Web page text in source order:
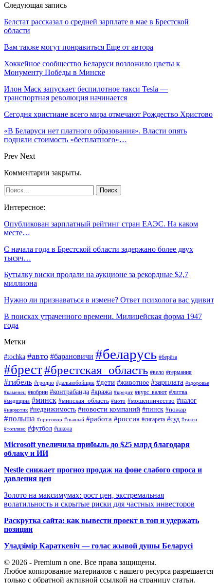
Следующая запись
Белстат рассказал о средней зарплате в мае в Брестской
области
Вам также могут понравиться Еще от автора
Хоккейное сообщество Беларуси возложило цветы к
Монументу Победы в Минске
Илон Маск запускает беспилотное такси Tesla —
транспортная революция начинается
Сегодня христиане всего мира отмечают Рождество Христово
«В Беларуси нет платного образования». Власти опять
подняли стоимость «бесплатного»…
Prev Next
Комментарии закрыты.
Интересное:
Опубликован зарплатный рейтинг стран ЕАЭС. На каком
месте…
С начала года в Брестской области задержано более двух
тысяч…
Бутылку виски продали на аукционе за рекордные $2,7
миллиона
Нужно ли признаваться в измене? Ответ психолога вас удивит
В поисках утраченного времени. Милицейская форма 1947
года
Метки
#tochka #авто #барановичи #беларусь #берёза
#брест#брестская_область #вело #германия
#гибель #гродно #дальнобойщик #дети #животное #зарплата #здоровье
#каменец #кобрин #контрабанда #кража #кредит #курс_валют #литва
#медицина #минск #минская_область #мото #мошенничество #налог
#наркотик #недвижимость #новости компаний #пинск #пожар
#польша #приговор #пьяный #работа #россия #сигарета #суд #такси
#топливо #футбол #школа
Microsoft увеличила прибыль до $25 млрд благодаря
облаку и ИИ
Nestle снижает прогноз продаж на фоне слабого спроса и
давления цен
Золото на максимумах: рост цен, экстремальная
волатильность и скрытые риски для частных инвесторов
Раскрутка сайта: как вывести проект в топ и удержать
позиции
Уладзімір Караткевіч — голас жывой душы Беларусі
© 2026 - Premium n one. Все права защищены.
Любое копирование материалов с нашего ресурса разрешается
только с обратной активной ссылкой на страницу статьи.